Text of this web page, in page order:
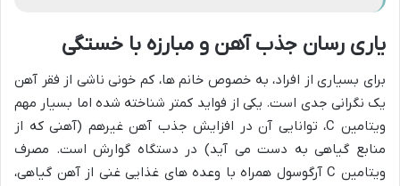
یاری رسان جذب آهن و مبارزه با خستگی
برای بسیاری از افراد، به خصوص خانم ها، کم خونی ناشی از فقر آهن
یک نگرانی جدی است. یکی از فواید کمتر شناخته شده اما بسیار مهم
ویتامین C، توانایی آن در افزایش جذب آهن غیرهم (آهنی که از
منابع گیاهی به دست می آید) در دستگاه گوارش است. مصرف
ویتامین C آرگوسول همراه با وعده های غذایی غنی از آهن گیاهی،